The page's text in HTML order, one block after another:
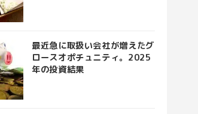
最近急に取扱い会社が増えたグ
ロースオポチュニティ。2025
年の投資結果